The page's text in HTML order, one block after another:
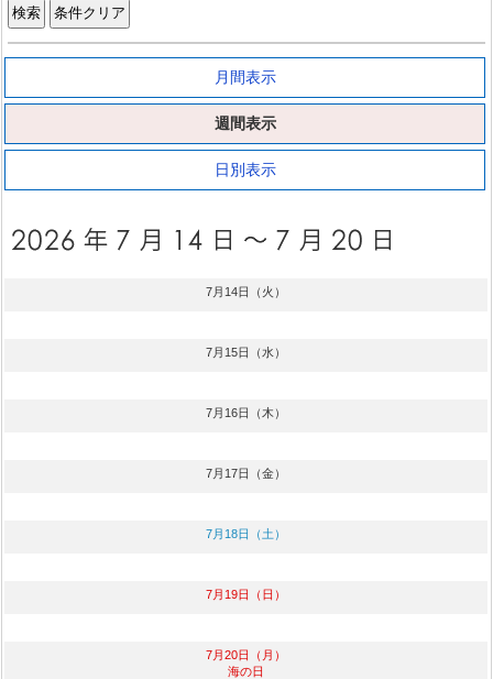
月間表示
週間表示
日別表示
7月14日（火）
7月15日（水）
7月16日（木）
7月17日（金）
7月18日（土）
7月19日（日）
7月20日（月）
海の日